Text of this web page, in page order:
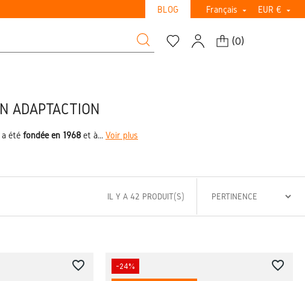
BLOG Français  EUR € 
(0)
ADAPTACTION
a été fondée en 1968 et à... Voir plus
IL Y A 42 PRODUIT(S)
favorite_border -24% favorite_border